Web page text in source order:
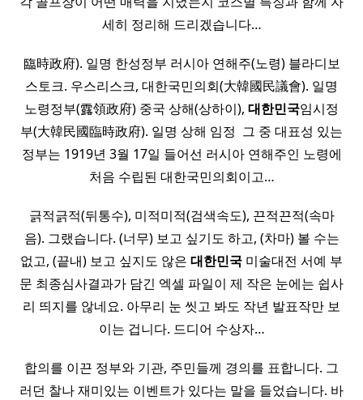
세히 정리해 드리겠습니다…
臨時政府). 일명 한성정부 러시아 연해주(노령) 블라디보
스토크. 우스리스크, 대한국민의회(大韓國民議會). 일명
노령정부(露領政府) 중국 상해(상하이), 대한민국임시정
부(大韓民國臨時政府). 일명 상해 임정 ​ 그 중 대표성 있는
정부는 1919년 3월 17일 들어선 러시아 연해주인 노령에
처음 수립된 대한국민의회이고…
긁적긁적(뒤통수), 미적미적(검색속도), 끈적끈적(속마
음). 그랬습니다. (너무) 보고 싶기도 하고, (차마) 볼 수는
없고, (끝내) 보고 싶지도 않은 대한민국 미술대전 서예 부
문 최종심사결과가 담긴 엑셀 파일이 제 작은 눈에는 쉽사
리 띄지를 않네요. 아무리 눈 씻고 봐도 작년 발표작만 보
이는 겁니다. 드디어 수상자…
합의를 이끈 정부와 기관, 주민들께 경의를 표합니다. 그
러던 찰나 재미있는 이벤트가 있다는 말을 들었습니다. 바